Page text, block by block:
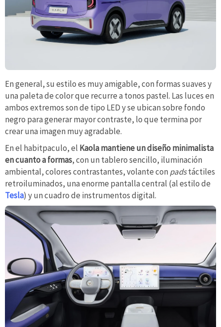
En general, su estilo es muy amigable, con formas suaves y
una paleta de color que recurre a tonos pastel. Las luces en
ambos extremos son de tipo LED y se ubican sobre fondo
negro para generar mayor contraste, lo que termina por
crear una imagen muy agradable.
En el habitpaculo, el Kaola mantiene un diseño minimalista
en cuanto a formas, con un tablero sencillo, iluminación
ambiental, colores contrastantes, volante con padstáctiles
retroiluminados, una enorme pantalla central (al estilo de
Tesla) y un cuadro de instrumentos digital.